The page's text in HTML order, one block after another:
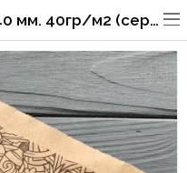
Куточок Fast Food 140х140 мм. 40гр/м2 (середня жиростійкість) 66Ф